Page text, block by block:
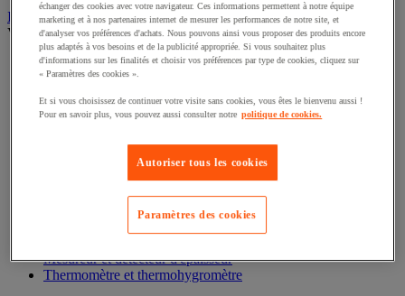
Instrument de mesure
Voir toute la catégorie
Balance industrielle
Compteur et compteur-métreur
Dynamomètre
Équipement optique
Mesure de distance
Mesure de la vitesse
Mesure de l'environnement
Mesure d'électricité
Mesure du temps
Mesureur et détecteur d'épaisseur
Thermomètre et thermohygromètre
échanger des cookies avec votre navigateur. Ces informations permettent à notre équipe
marketing et à nos partenaires internet de mesurer les performances de notre site, et
d'analyser vos préférences d'achats. Nous pouvons ainsi vous proposer des produits encore
plus adaptés à vos besoins et de la publicité appropriée. Si vous souhaitez plus
d'informations sur les finalités et choisir vos préférences par type de cookies, cliquez sur
« Paramètres des cookies ».
Et si vous choisissez de continuer votre visite sans cookies, vous êtes le bienvenu aussi !
Pour en savoir plus, vous pouvez aussi consulter notre politique de cookies.
Autoriser tous les cookies
Paramètres des cookies